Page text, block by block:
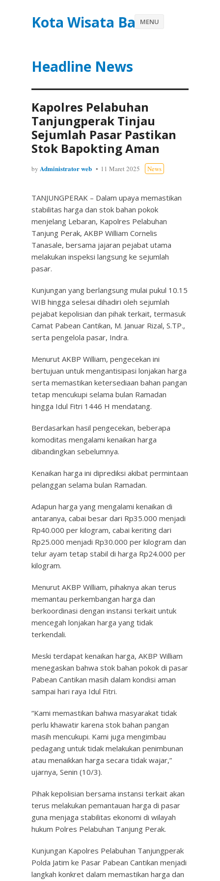
Kota Wisata Batu
Headline News
MENU
Kapolres Pelabuhan
Tanjungperak Tinjau
Sejumlah Pasar Pastikan
Stok Bapokting Aman
by Administrator web 11 Maret 2025 News
TANJUNGPERAK – Dalam upaya memastikan
stabilitas harga dan stok bahan pokok
menjelang Lebaran, Kapolres Pelabuhan
Tanjung Perak, AKBP William Cornelis
Tanasale, bersama jajaran pejabat utama
melakukan inspeksi langsung ke sejumlah
pasar.
Kunjungan yang berlangsung mulai pukul 10.15
WIB hingga selesai dihadiri oleh sejumlah
pejabat kepolisian dan pihak terkait, termasuk
Camat Pabean Cantikan, M. Januar Rizal, S.TP.,
serta pengelola pasar, Indra.
Menurut AKBP William, pengecekan ini
bertujuan untuk mengantisipasi lonjakan harga
serta memastikan ketersediaan bahan pangan
tetap mencukupi selama bulan Ramadan
hingga Idul Fitri 1446 H mendatang.
Berdasarkan hasil pengecekan, beberapa
komoditas mengalami kenaikan harga
dibandingkan sebelumnya.
Kenaikan harga ini diprediksi akibat permintaan
pelanggan selama bulan Ramadan.
Adapun harga yang mengalami kenaikan di
antaranya, cabai besar dari Rp35.000 menjadi
Rp40.000 per kilogram, cabai keriting dari
Rp25.000 menjadi Rp30.000 per kilogram dan
telur ayam tetap stabil di harga Rp24.000 per
kilogram.
Menurut AKBP William, pihaknya akan terus
memantau perkembangan harga dan
berkoordinasi dengan instansi terkait untuk
mencegah lonjakan harga yang tidak
terkendali.
Meski terdapat kenaikan harga, AKBP William
menegaskan bahwa stok bahan pokok di pasar
Pabean Cantikan masih dalam kondisi aman
sampai hari raya Idul Fitri.
“Kami memastikan bahwa masyarakat tidak
perlu khawatir karena stok bahan pangan
masih mencukupi. Kami juga mengimbau
pedagang untuk tidak melakukan penimbunan
atau menaikkan harga secara tidak wajar,”
ujarnya, Senin (10/3).
Pihak kepolisian bersama instansi terkait akan
terus melakukan pemantauan harga di pasar
guna menjaga stabilitas ekonomi di wilayah
hukum Polres Pelabuhan Tanjung Perak.
Kunjungan Kapolres Pelabuhan Tanjungperak
Polda Jatim ke Pasar Pabean Cantikan menjadi
langkah konkret dalam memastikan harga dan